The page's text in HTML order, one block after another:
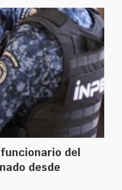
del
desde